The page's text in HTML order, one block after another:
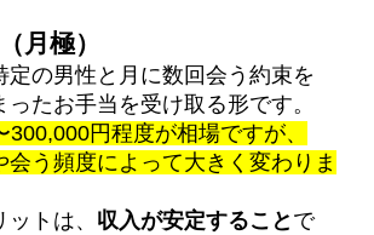
月極）
定の男性と月に数回会う約束を
ったお手当を受け取る形です。
300,000円程度が相場ですが、
会う頻度によって大きく変わりま
トは、 収入が安定すること で